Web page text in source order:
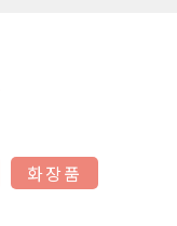
화장품